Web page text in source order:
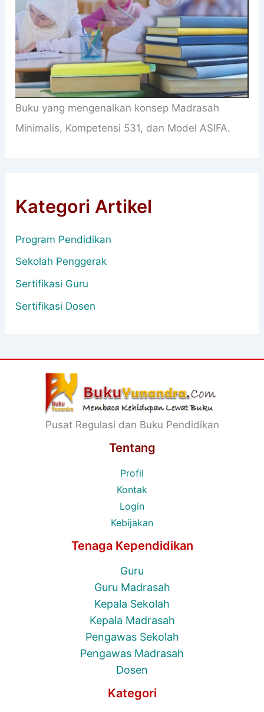
Buku yang mengenalkan konsep Madrasah
Minimalis, Kompetensi 531, dan Model ASIFA.
Kategori Artikel
Program Pendidikan
Sekolah Penggerak
Sertifikasi Guru
Sertifikasi Dosen
Pusat Regulasi dan Buku Pendidikan
Tentang
Profil
Kontak
Login
Kebijakan
Tenaga Kependidikan
Guru
Guru Madrasah
Kepala Sekolah
Kepala Madrasah
Pengawas Sekolah
Pengawas Madrasah
Dosen
Kategori